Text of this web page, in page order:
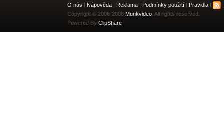
O nás | Nápověda | Reklama | Podmínky použití | Pravidla |
Copyright © 2006-2008 Munkvideo . All rights reserved.
Powered By ClipShare